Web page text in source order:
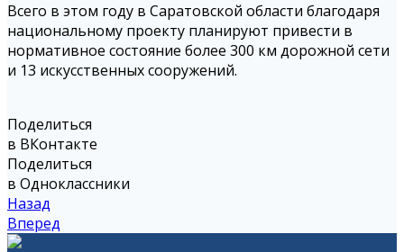
Всего в этом году в Саратовской области благодаря
национальному проекту планируют привести в
нормативное состояние более 300 км дорожной сети
и 13 искусственных сооружений.
Поделиться
в ВКонтакте
Поделиться
в Одноклассники
Назад
Вперед